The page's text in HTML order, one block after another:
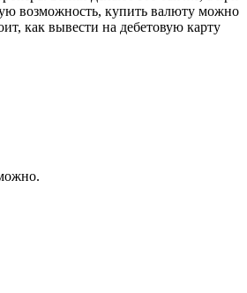
возможность, купить валюту можно
как вывести на дебетовую карту